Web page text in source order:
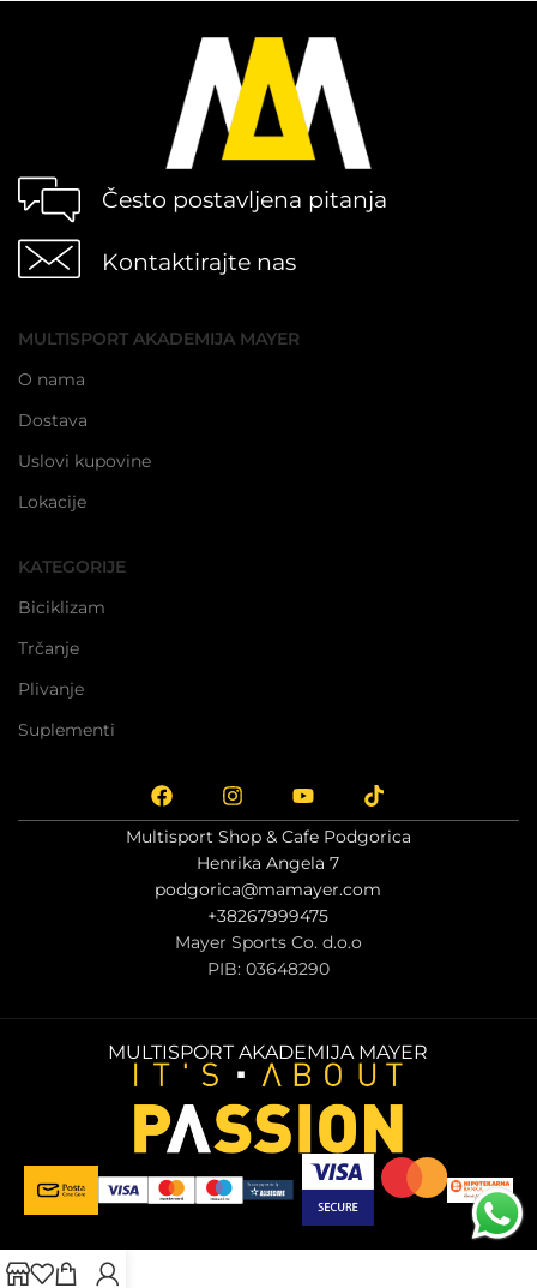
Često postavljena pitanja
Kontaktirajte nas
MULTISPORT AKADEMIJA MAYER
O nama
Dostava
Uslovi kupovine
Lokacije
KATEGORIJE
Biciklizam
Trčanje
Plivanje
Suplementi
Multisport Shop & Cafe Podgorica
Henrika Angela 7
podgorica@mamayer.com
+38267999475
Mayer Sports Co. d.o.o
PIB: 03648290
MULTISPORT AKADEMIJA MAYER